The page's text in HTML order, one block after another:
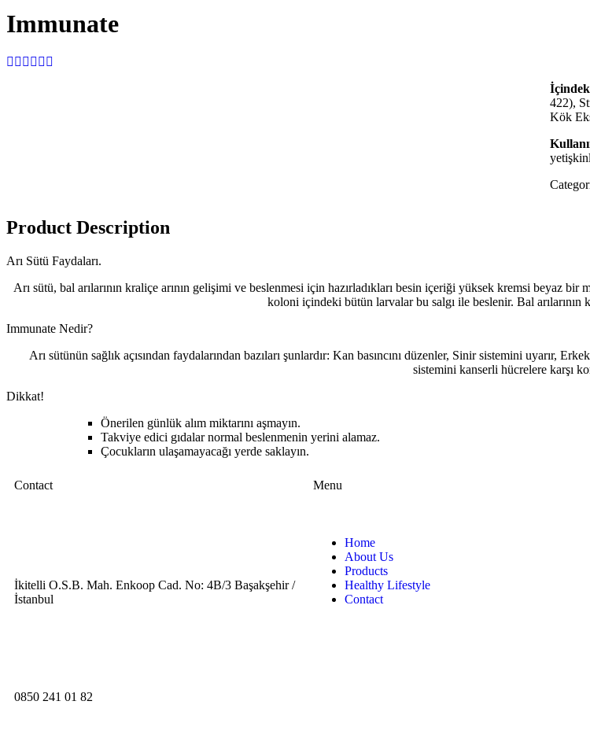
Immunate
422),
Kök
Product Description
Arı Sütü Faydaları.
Arı sütü, bal arılarının kraliçe arının gelişimi ve beslenmesi için hazırladıkları besin içeriği yüksek kremsi beyaz bir
koloni içindeki bütün larvalar bu salgı ile beslenir. Bal arılarının
Immunate Nedir?
Arı sütünün sağlık açısından faydalarından bazıları şunlardır: Kan basıncını düzenler, Sinir sistemini uyarır,
sistemini kanserli hücrelere karşı
Dikkat!
Önerilen günlük alım miktarını aşmayın.
Takviye edici gıdalar normal beslenmenin yerini alamaz.
Çocukların ulaşamayacağı yerde saklayın.
Contact
İkitelli O.S.B. Mah. Enkoop Cad. No: 4B/3 Başakşehir /
İstanbul
0850 241 01 82
Menu
Home
About Us
Products
Healthy Lifestyle
Contact